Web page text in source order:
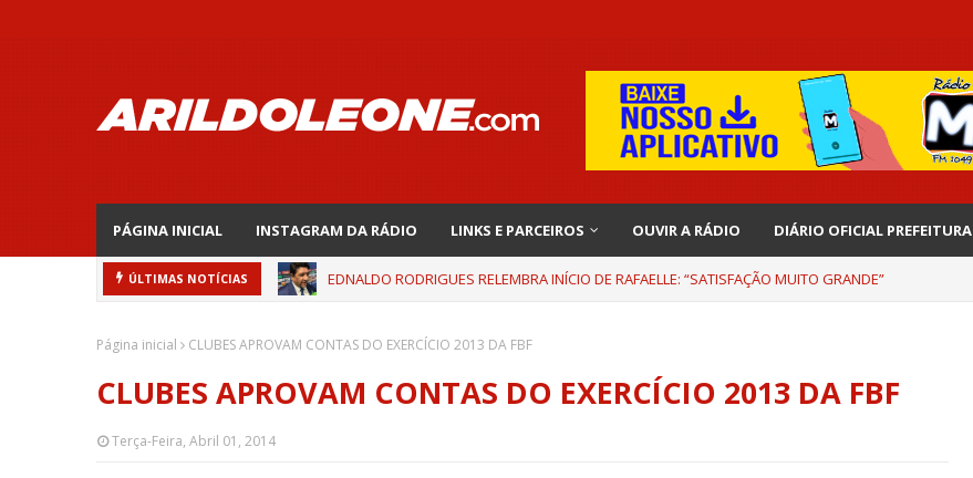
PÁGINA INICIAL INSTAGRAM DA RÁDIO LINKS E PARCEIROS OUVIR A RÁDIO DIÁRIO OFICIAL PREFEITURA
ÚLTIMAS NOTÍCIAS EDNALDO RODRIGUES RELEMBRA INÍCIO DE RAFAELLE: “SATISFAÇÃO MUITO GRANDE”
Página inicial CLUBES APROVAM CONTAS DO EXERCÍCIO 2013 DA FBF
CLUBES APROVAM CONTAS DO EXERCÍCIO 2013 DA FBF
Terça-Feira, Abril 01, 2014